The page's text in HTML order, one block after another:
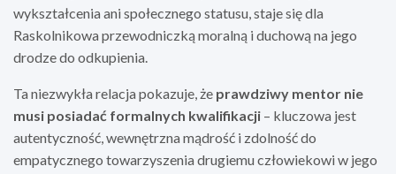
wykształcenia ani społecznego statusu, staje się dla
Raskolnikowa przewodniczką moralną i duchową na jego
drodze do odkupienia.
Ta niezwykła relacja pokazuje, że prawdziwy mentor nie
musi posiadać formalnych kwalifikacji – kluczowa jest
autentyczność, wewnętrzna mądrość i zdolność do
empatycznego towarzyszenia drugiemu człowiekowi w jego